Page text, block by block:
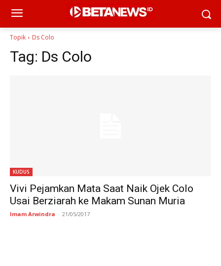
Topik Ds Colo
Tag: Ds Colo
KUDUS
Vivi Pejamkan Mata Saat Naik Ojek Colo
Usai Berziarah ke Makam Sunan Muria
Imam Arwindra - 21/05/2017